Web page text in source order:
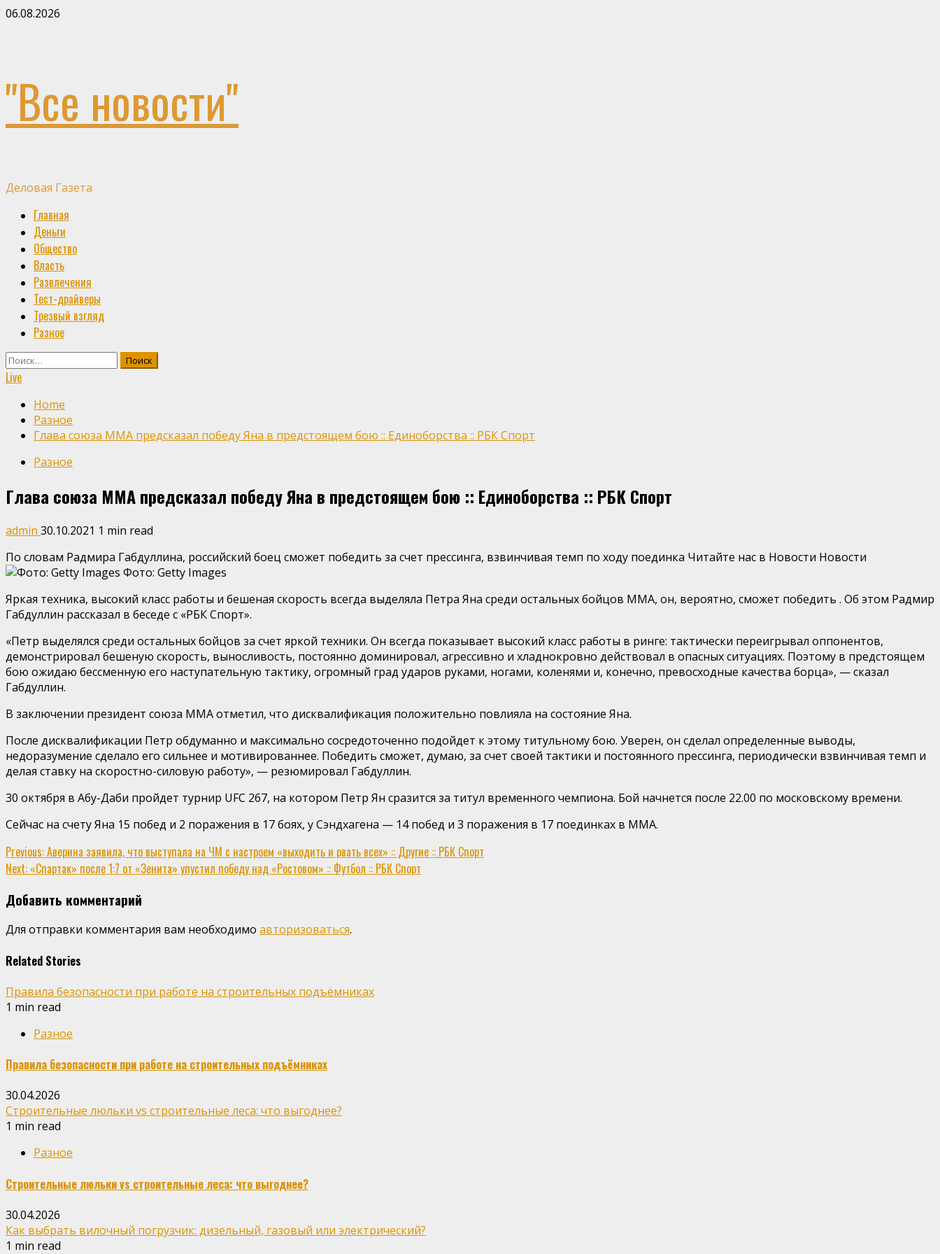
Skip
06.08.2026
"Все новости"
Деловая Газета
Primary
Menu
Главная
Деньги
Общество
Власть
Развлечения
Тест-драйверы
Трезвый взгляд
Разное
Найти:
Live
Home
Разное
Глава союза ММА предсказал победу Яна в предстоящем бою :: Единоборства :: РБК Спорт
Разное
Глава союза ММА предсказал победу Яна в предстоящем бою :: Единоборства :: РБК Спорт
admin 30.10.2021 1 min read
По словам Радмира Габдуллина, российский боец сможет победить за счет прессинга, взвинчивая темп по ходу поединка Читайте нас в Новости Новости
Фото: Getty Images
Яркая техника, высокий класс работы и бешеная скорость всегда выделяла Петра Яна среди остальных бойцов ММА, он, вероятно, сможет победить . Об этом Радмир
Габдуллин рассказал в беседе с «РБК Спорт».
«Петр выделялся среди остальных бойцов за счет яркой техники. Он всегда показывает высокий класс работы в ринге: тактически переигрывал оппонентов,
демонстрировал бешеную скорость, выносливость, постоянно доминировал, агрессивно и хладнокровно действовал в опасных ситуациях. Поэтому в предстоящем
бою ожидаю бессменную его наступательную тактику, огромный град ударов руками, ногами, коленями и, конечно, превосходные качества борца», — сказал
Габдуллин.
В заключении президент союза ММА отметил, что дисквалификация положительно повлияла на состояние Яна.
После дисквалификации Петр обдуманно и максимально сосредоточенно подойдет к этому титульному бою. Уверен, он сделал определенные выводы,
недоразумение сделало его сильнее и мотивированнее. Победить сможет, думаю, за счет своей тактики и постоянного прессинга, периодически взвинчивая темп и
делая ставку на скоростно-силовую работу», — резюмировал Габдуллин.
30 октября в Абу-Даби пройдет турнир UFC 267, на котором Петр Ян сразится за титул временного чемпиона. Бой начнется после 22.00 по московскому времени.
Сейчас на счету Яна 15 побед и 2 поражения в 17 боях, у Сэндхагена — 14 побед и 3 поражения в 17 поединках в ММА.
Continue
Reading
Previous:Аверина заявила, что выступала на ЧМ с настроем «выходить и рвать всех» :: Другие :: РБК Спорт
Next: «Спартак» после 1:7 от «Зенита» упустил победу над «Ростовом» :: Футбол :: РБК Спорт
Добавить комментарий
Для отправки комментария вам необходимо авторизоваться.
Related Stories
Правила безопасности при работе на строительных подъёмниках
1 min read
Разное
Правила безопасности при работе на строительных подъёмниках
30.04.2026
Строительные люльки vs строительные леса: что выгоднее?
1 min read
Разное
Строительные люльки vs строительные леса: что выгоднее?
30.04.2026
Как выбрать вилочный погрузчик: дизельный, газовый или электрический?
1 min read